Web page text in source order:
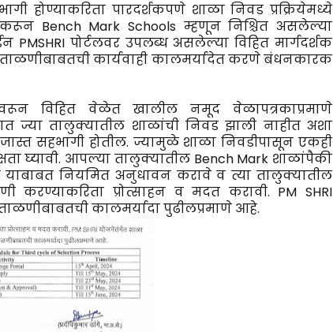
होण्याकरिता पारदर्शकपणे शाळा निवड प्रक्रियेमध्ये
Bench Mark Schools म्हणून निश्चित असलेल्या
पोर्टलवर उपलब्ध असलेल्या विहित मार्गदर्शक
कार्यवाही कालमर्यादेत करणे बंधनकारक
विहित वेळेत खालील नमूद वेळापत्रकाप्रमाणे
ज्या तालुक्यातील शाळांची निवड झाली नाहीत अशा
सहभागी होतील. ज्यामुळे शाळा निवडीपासून एकही
घ्यावी. आपल्या तालुक्यातील Bench Mark शाळांपैकी
नियमित अनुधावन करावे व त्या तालुक्यातील
करण्याकरिता प्रोत्साहन व मदत करावी. PM SHRI
कालमर्यादा पुढीलप्रमाणे आहे.